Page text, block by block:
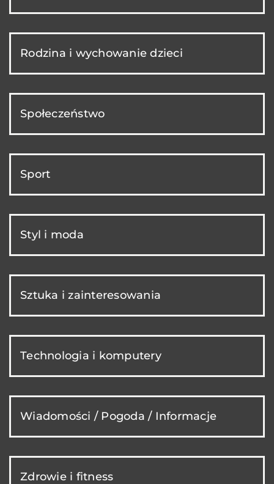
Rodzina i wychowanie dzieci
Społeczeństwo
Sport
Styl i moda
Sztuka i zainteresowania
Technologia i komputery
Wiadomości / Pogoda / Informacje
Zdrowie i fitness